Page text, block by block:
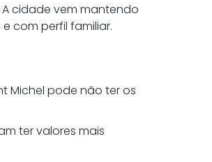
cidade vem mantendo
com perfil familiar.
Michel pode não ter os
ter valores mais